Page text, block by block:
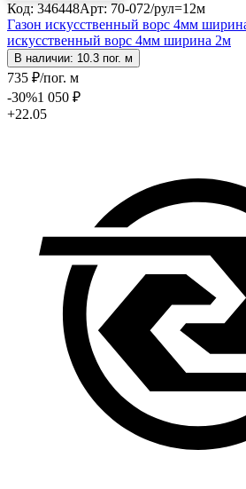
Код: 346448Арт: 70-072/рул=12м
Газон искуcственный ворс 4мм
искуcственный ворс 4мм ширина 2м
В наличии: 10.3 пог. м
735 ₽/пог. м
-30%1 050 ₽
+22.05